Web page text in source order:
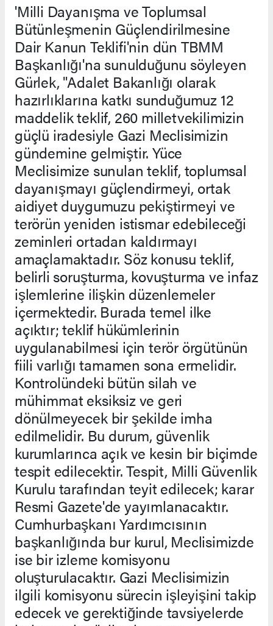
'Milli Dayanışma ve Toplumsal
Bütünleşmenin Güçlendirilmesine
Dair Kanun Teklifi'nin dün TBMM
Başkanlığı'na sunulduğunu söyleyen
Gürlek, "Adalet Bakanlığı olarak
hazırlıklarına katkı sunduğumuz 12
maddelik teklif, 260 milletvekilimizin
güçlü iradesiyle Gazi Meclisimizin
gündemine gelmiştir. Yüce
Meclisimize sunulan teklif, toplumsal
dayanışmayı güçlendirmeyi, ortak
aidiyet duygumuzu pekiştirmeyi ve
terörün yeniden istismar edebileceği
zeminleri ortadan kaldırmayı
amaçlamaktadır. Söz konusu teklif,
belirli soruşturma, kovuşturma ve infaz
işlemlerine ilişkin düzenlemeler
içermektedir. Burada temel ilke
açıktır; teklif hükümlerinin
uygulanabilmesi için terör örgütünün
fiili varlığı tamamen sona ermelidir.
Kontrolündeki bütün silah ve
mühimmat eksiksiz ve geri
dönülmeyecek bir şekilde imha
edilmelidir. Bu durum, güvenlik
kurumlarınca açık ve kesin bir biçimde
tespit edilecektir. Tespit, Milli Güvenlik
Kurulu tarafından teyit edilecek; karar
Resmi Gazete'de yayımlanacaktır.
Cumhurbaşkanı Yardımcısının
başkanlığında bur kurul, Meclisimizde
ise bir izleme komisyonu
oluşturulacaktır. Gazi Meclisimizin
ilgili komisyonu sürecin işleyişini takip
edecek ve gerektiğinde tavsiyelerde